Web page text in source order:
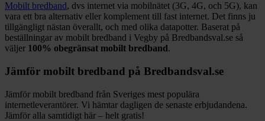
Mobilt bredband, dvs internet via mobilnätet (3G, 4G, och 5G), kan
vara ett bra alternativ eller komplement till fast internet. Det finns ju
tillgängligt nästan överallt, och med olika datapotter. Baserat på
beställningar av mobilt bredband i Vegby på Bredbandsval.se så
väljer 100% obegränsat mobilt bredband.
Jämför mobilt bredband på Bredbandsval.se
Jämför mobilt bredband från Sveriges mest populära
internetleverantörer. Vi hämtar dagligen de senaste erbjudandena.
Jämför alla samtidigt här – helt gratis!